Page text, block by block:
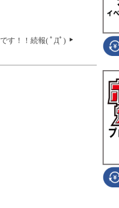
す！！続報( ﾟДﾟ)